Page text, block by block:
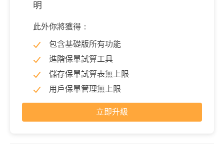
明
此外你將獲得：
包含基礎版所有功能
進階保單試算工具
儲存保單試算表無上限
用戶保單管理無上限
立即升級